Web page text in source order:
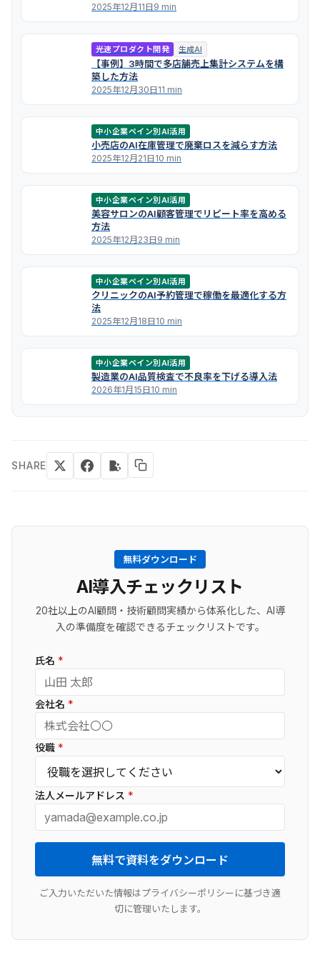
2025年12月11日9 min
光速プロダクト開発 生成AI
【事例】3時間で多店舗売上集計システムを構
築した方法
2025年12月30日11 min
中小企業ペイン別AI活用
小売店のAI在庫管理で廃棄ロスを減らす方法
2025年12月21日10 min
中小企業ペイン別AI活用
美容サロンのAI顧客管理でリピート率を高める
方法
2025年12月23日9 min
中小企業ペイン別AI活用
クリニックのAI予約管理で稼働を最適化する方
法
2025年12月18日10 min
中小企業ペイン別AI活用
製造業のAI品質検査で不良率を下げる導入法
2026年1月15日10 min
SHARE
無料ダウンロード
AI導入チェックリスト
20社以上のAI顧問・技術顧問実績から体系化した、AI導
入の準備度を確認できるチェックリストです。
氏名 *
会社名 *
役職 *
法人メールアドレス *
無料で資料をダウンロード
ご入力いただいた情報はプライバシーポリシーに基づき適
切に管理いたします。